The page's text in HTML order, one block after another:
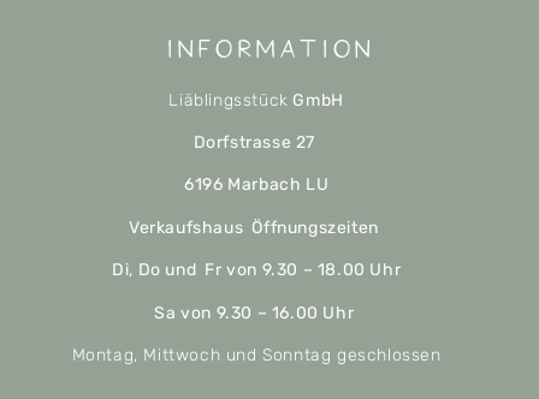
Information
Liäblingsstück GmbH
Dorfstrasse 27
6196 Marbach LU
Verkaufshaus Öffnungszeiten
Di, Do und Fr von 9.30 – 18.00 Uhr
Sa von 9.30 – 16.00 Uhr
Montag, Mittwoch und Sonntag geschlossen